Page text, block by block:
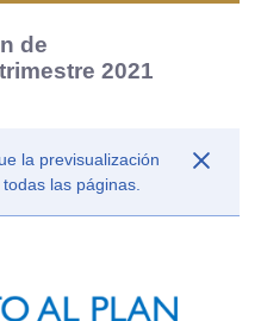
de
2021
la previsualización
las páginas.